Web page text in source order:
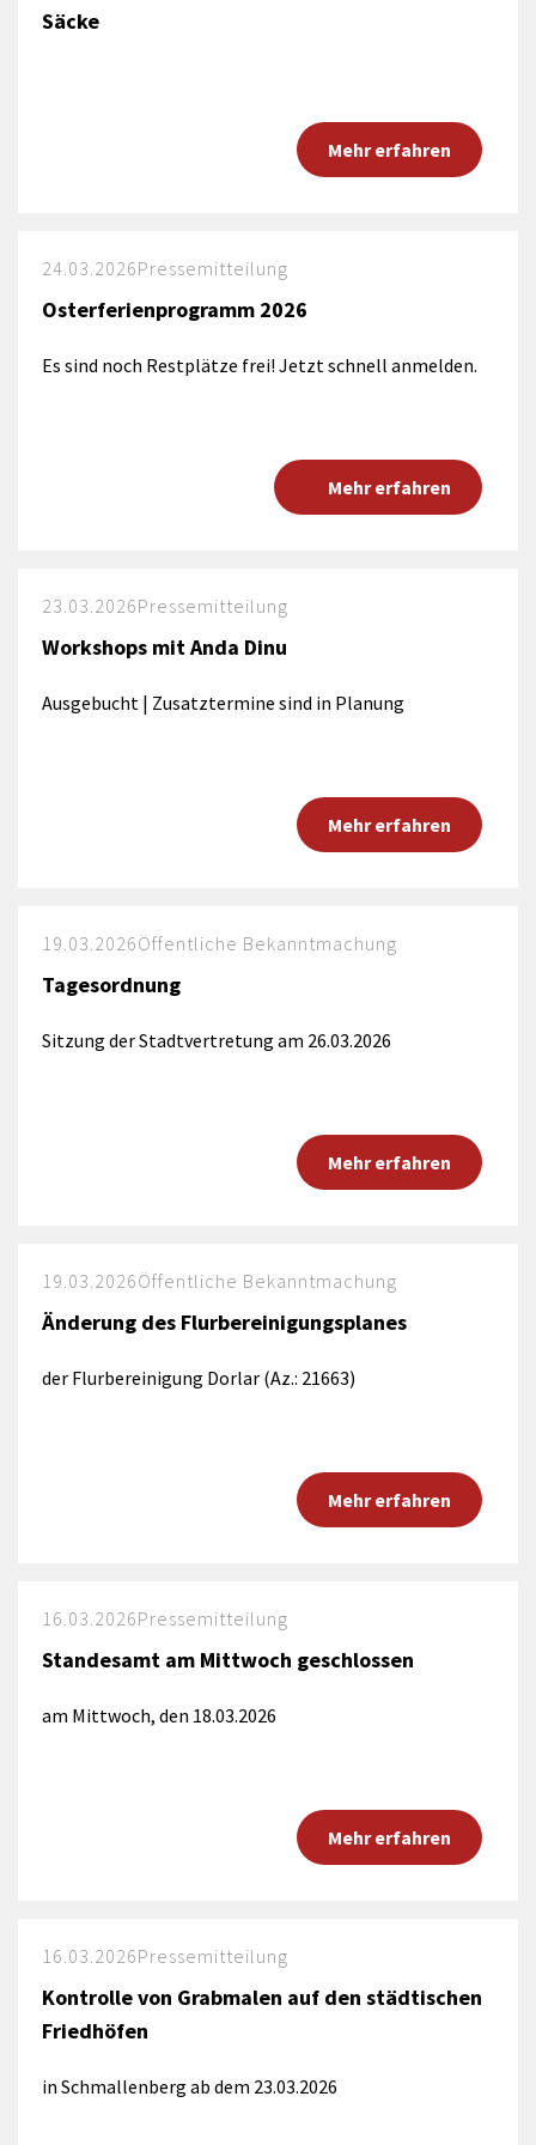
Säcke
Mehr erfahren
24.03.2026Pressemitteilung
Osterferienprogramm 2026
Es sind noch Restplätze frei! Jetzt schnell anmelden.
Mehr erfahren
23.03.2026Pressemitteilung
Workshops mit Anda Dinu
Ausgebucht | Zusatztermine sind in Planung
Mehr erfahren
19.03.2026Öffentliche Bekanntmachung
Tagesordnung
Sitzung der Stadtvertretung am 26.03.2026
Mehr erfahren
19.03.2026Öffentliche Bekanntmachung
Änderung des Flurbereinigungsplanes
der Flurbereinigung Dorlar (Az.: 21663)
Mehr erfahren
16.03.2026Pressemitteilung
Standesamt am Mittwoch geschlossen
am Mittwoch, den 18.03.2026
Mehr erfahren
16.03.2026Pressemitteilung
Kontrolle von Grabmalen auf den städtischen
Friedhöfen
in Schmallenberg ab dem 23.03.2026